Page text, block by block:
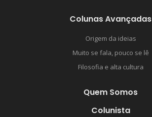
Colunas Avançadas
Origem da ideias
Muito se fala, pouco se lê
Filosofia e alta cultura
Quem Somos
Colunista